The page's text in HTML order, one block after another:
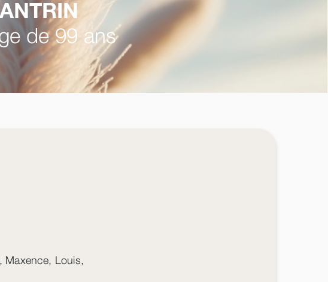
de 99 ans
Maxence, Louis,